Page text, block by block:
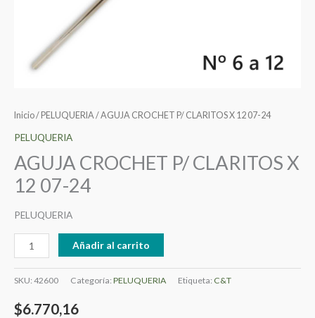
Inicio/ PELUQUERIA/ AGUJA CROCHET P/ CLARITOS X 12 07-24
PELUQUERIA
AGUJA CROCHET P/ CLARITOS X
12 07-24
PELUQUERIA
Añadir al carrito
SKU: 42600 Categoría: PELUQUERIA Etiqueta: C&T
$6.770,16